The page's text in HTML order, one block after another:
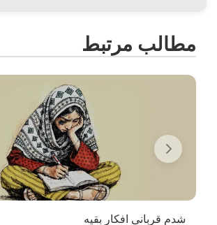
مطالب مرتبط
شدم قربانیِ افکارِ بقیه